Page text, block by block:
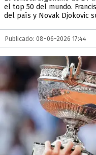
el top 50 del mundo.
del país y Novak Djokovic
Publicado: 08-06-2026 17:44